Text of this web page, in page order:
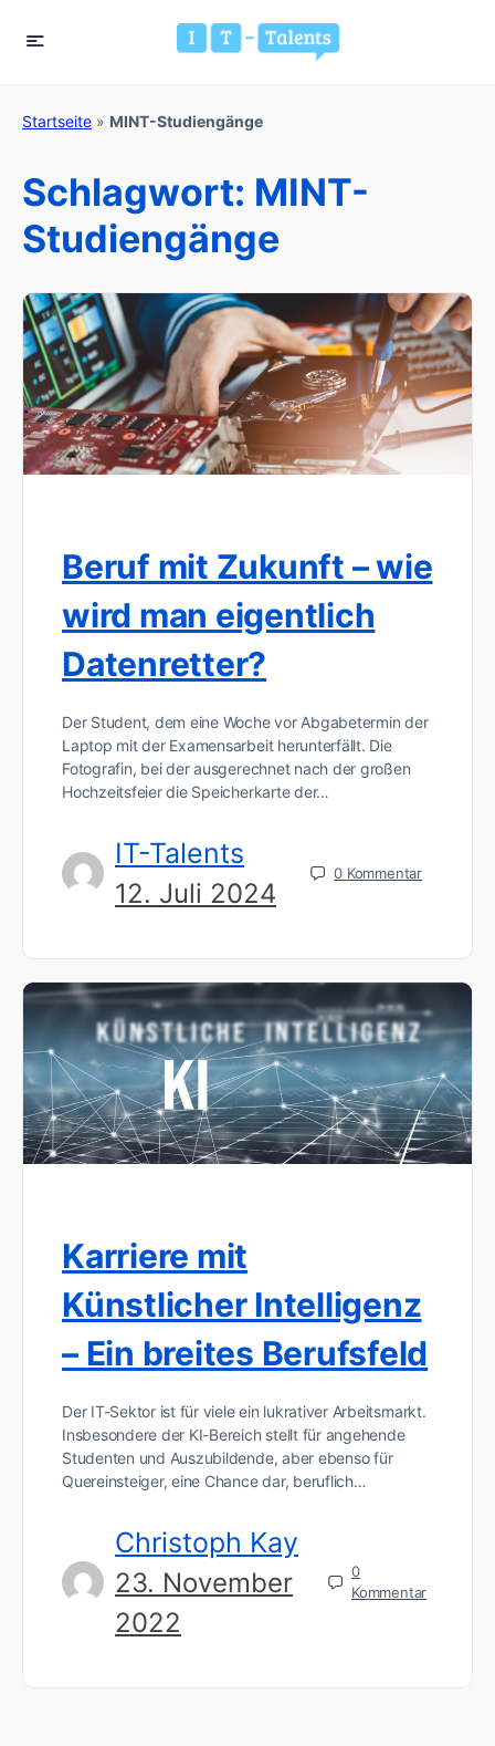
Startseite » MINT-Studiengänge
Schlagwort: MINT-
Studiengänge
Beruf mit Zukunft – wie
wird man eigentlich
Datenretter?
Der Student, dem eine Woche vor Abgabetermin der
Laptop mit der Examensarbeit herunterfällt. Die
Fotografin, bei der ausgerechnet nach der großen
Hochzeitsfeier die Speicherkarte der…
IT-Talents
12. Juli 2024
0 Kommentar
Karriere mit
Künstlicher Intelligenz
– Ein breites Berufsfeld
Der IT-Sektor ist für viele ein lukrativer Arbeitsmarkt.
Insbesondere der KI-Bereich stellt für angehende
Studenten und Auszubildende, aber ebenso für
Quereinsteiger, eine Chance dar, beruflich…
Christoph Kay
23. November
2022
0
Kommentar